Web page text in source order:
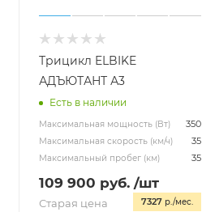
Трицикл ELBIKE
АДЪЮТАНТ А3
Есть в наличии
Максимальная мощность (Вт) 350
Максимальная скорость (км/ч) 35
Максимальный пробег (км) 35
109 900 руб. /шт
7327р./мес.
Старая цена